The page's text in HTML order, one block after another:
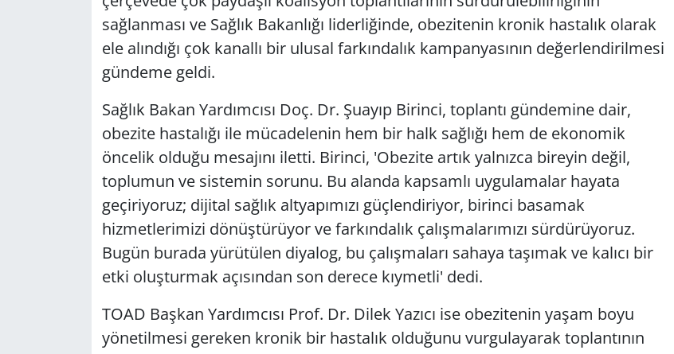
sağlanması ve Sağlık Bakanlığı liderliğinde, obezitenin kronik hastalık olarak
ele alındığı çok kanallı bir ulusal farkındalık kampanyasının değerlendirilmesi
gündeme geldi.
Sağlık Bakan Yardımcısı Doç. Dr. Şuayıp Birinci, toplantı gündemine dair,
obezite hastalığı ile mücadelenin hem bir halk sağlığı hem de ekonomik
öncelik olduğu mesajını iletti. Birinci, 'Obezite artık yalnızca bireyin değil,
toplumun ve sistemin sorunu. Bu alanda kapsamlı uygulamalar hayata
geçiriyoruz; dijital sağlık altyapımızı güçlendiriyor, birinci basamak
hizmetlerimizi dönüştürüyor ve farkındalık çalışmalarımızı sürdürüyoruz.
Bugün burada yürütülen diyalog, bu çalışmaları sahaya taşımak ve kalıcı bir
etki oluşturmak açısından son derece kıymetli' dedi.
TOAD Başkan Yardımcısı Prof. Dr. Dilek Yazıcı ise obezitenin yaşam boyu
yönetilmesi gereken kronik bir hastalık olduğunu vurgulayarak toplantının